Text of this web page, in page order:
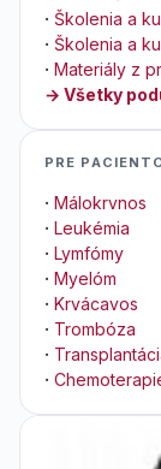
· Školenia a
· Školenia a
· Materiály z
→ Všetky
PRE
· Málokrvnos
· Leukémia
· Lymfómy
· Myelóm
· Krvácavos
· Trombóza
·
·